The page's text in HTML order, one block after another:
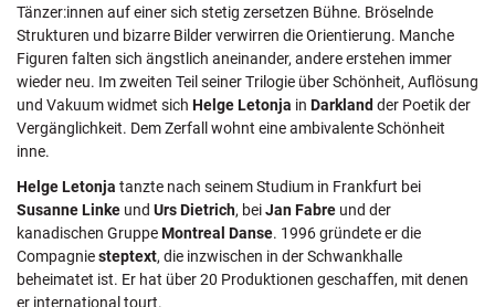
Tänzer:innen auf einer sich stetig zersetzen Bühne. Bröselnde
Strukturen und bizarre Bilder verwirren die Orientierung. Manche
Figuren falten sich ängstlich aneinander, andere erstehen immer
wieder neu. Im zweiten Teil seiner Trilogie über Schönheit, Auflösung
und Vakuum widmet sich Helge Letonja in Darkland der Poetik der
Vergänglichkeit. Dem Zerfall wohnt eine ambivalente Schönheit
inne.
Helge Letonja tanzte nach seinem Studium in Frankfurt bei
Susanne Linke und Urs Dietrich, beiJan Fabre und der
kanadischen GruppeMontreal Danse. 1996 gründete er die
Compagniesteptext, die inzwischen in der Schwankhalle
beheimatet ist. Er hat über 20 Produktionen geschaffen, mit denen
er international tourt.